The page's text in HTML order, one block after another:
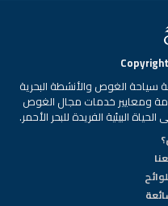
سياحة الغوص والأنشطة البحرية
وسلامة ومعايير خدمات مجال الغوص
البيئية الفريدة للبحر الأحمر.